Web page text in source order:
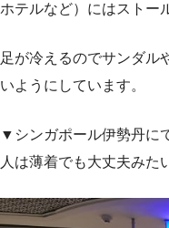
ホテルなど）にはストー
足が冷えるのでサンダル
いようにしています。
▼シンガポール伊勢丹に
人は薄着でも大丈夫みた